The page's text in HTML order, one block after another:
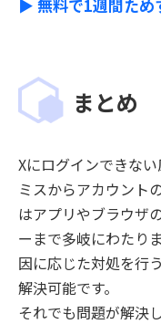
▶ 無料で1週間ため
まとめ
Xにログインできな
ミスからアカウント
はアプリやブラウザ
ーまで多岐にわたり
因に応じた対処を行
解決可能です。
それでも問題が解決